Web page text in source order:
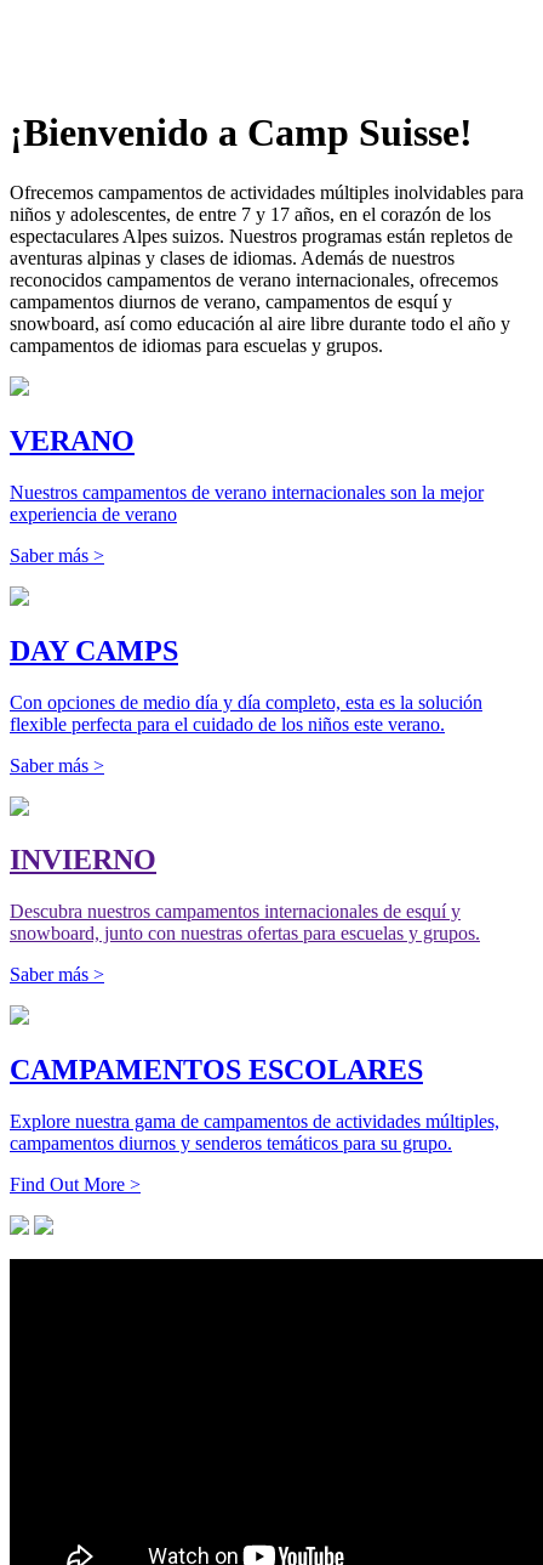
¡Bienvenido a Camp Suisse!
Ofrecemos campamentos de actividades múltiples inolvidables para
niños y adolescentes, de entre 7 y 17 años, en el corazón de los
espectaculares Alpes suizos. Nuestros programas están repletos de
aventuras alpinas y clases de idiomas. Además de nuestros
reconocidos campamentos de verano internacionales, ofrecemos
campamentos diurnos de verano, campamentos de esquí y
snowboard, así como educación al aire libre durante todo el año y
campamentos de idiomas para escuelas y grupos.
VERANO
Nuestros campamentos de verano internacionales son la mejor
experiencia de verano
Saber más >
DAY CAMPS
Con opciones de medio día y día completo, esta es la solución
flexible perfecta para el cuidado de los niños este verano.
Saber más >
INVIERNO
Descubra nuestros campamentos internacionales de esquí y
snowboard, junto con nuestras ofertas para escuelas y grupos.
Saber más >
CAMPAMENTOS ESCOLARES
Explore nuestra gama de campamentos de actividades múltiples,
campamentos diurnos y senderos temáticos para su grupo.
Find Out More >